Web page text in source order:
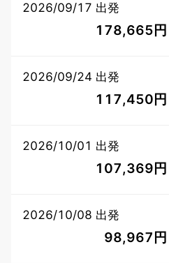
2026/09/17 出発
178,665円
2026/09/24 出発
117,450円
2026/10/01 出発
107,369円
2026/10/08 出発
98,967円